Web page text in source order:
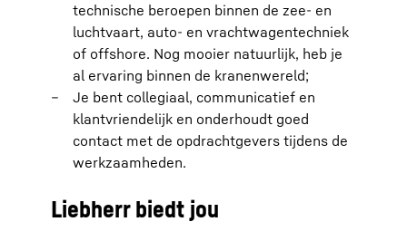
technische beroepen binnen de zee- en
luchtvaart, auto- en vrachtwagentechniek
of offshore. Nog mooier natuurlijk, heb je
al ervaring binnen de kranenwereld;
Je bent collegiaal, communicatief en
klantvriendelijk en onderhoudt goed
contact met de opdrachtgevers tijdens de
werkzaamheden.
Liebherr biedt jou